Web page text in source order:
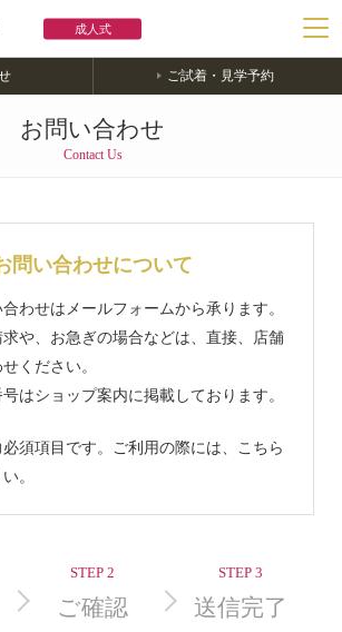
成人式
ご試着・見学予約
お問い合わせ
Contact Us
問い合わせについて
わせはメールフォームから承ります。
や、お急ぎの場合などは、直接、店舗
ください。
はショップ案内に掲載しております。
須項目です。ご利用の際には、こちら
。
STEP 2
ご確認
STEP 3
送信完了
トップページ
衣裳カタログ